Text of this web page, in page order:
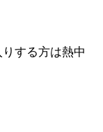
する方は熱中